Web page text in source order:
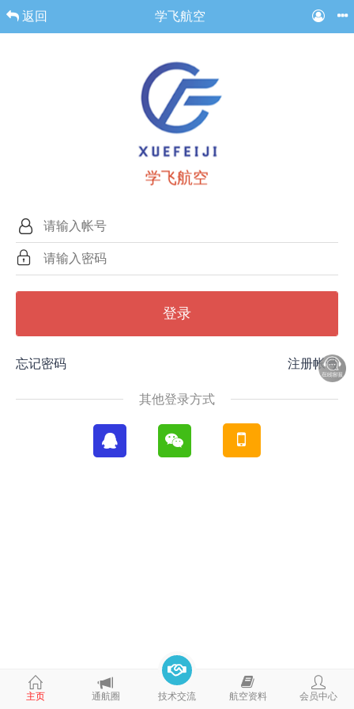
返回 学飞航空
学飞航空
登录
忘记密码 注册帐号
其他登录方式
主页 通航圈 技术交流 航空资料 会员中心